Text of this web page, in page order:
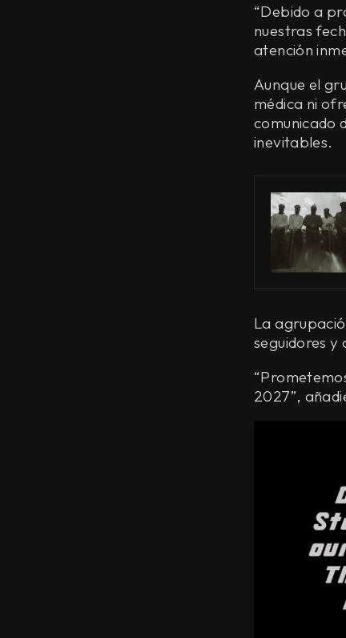
“Debido a
nuestras
atención
Aunque el
médica ni
comunicado
inevitables.
La
seguidores y
2027”,